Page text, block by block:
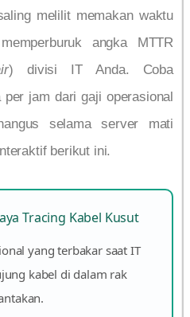
melilit memakan waktu
angka MTTR
) divisi IT Anda. Coba
jam dari gaji operasional
selama server mati
berikut ini.
Tracing Kabel Kusut
yang terbakar saat IT
kabel di dalam rak